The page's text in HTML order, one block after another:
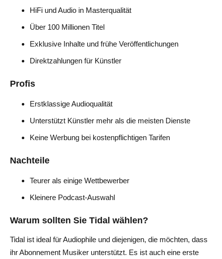
HiFi und Audio in Masterqualität
Über 100 Millionen Titel
Exklusive Inhalte und frühe Veröffentlichungen
Direktzahlungen für Künstler
Profis
Erstklassige Audioqualität
Unterstützt Künstler mehr als die meisten Dienste
Keine Werbung bei kostenpflichtigen Tarifen
Nachteile
Teurer als einige Wettbewerber
Kleinere Podcast-Auswahl
Warum sollten Sie Tidal wählen?
Tidal ist ideal für Audiophile und diejenigen, die möchten, dass
ihr Abonnement Musiker unterstützt. Es ist auch eine erste